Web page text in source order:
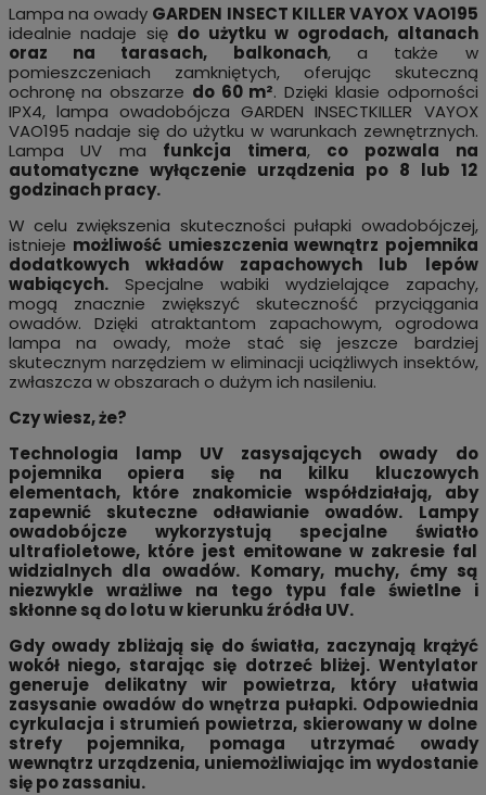
Lampa na owady GARDEN INSECT KILLER VAYOX VAO195
idealnie nadaje się do użytku w ogrodach, altanach
oraz na tarasach, balkonach, a także w
pomieszczeniach zamkniętych, oferując skuteczną
ochronę na obszarze do 60 m². Dzięki klasie odporności
IPX4, lampa owadobójcza GARDEN INSECTKILLER VAYOX
VAO195 nadaje się do użytku w warunkach zewnętrznych.
Lampa UV ma funkcja timera, co pozwala na
automatyczne wyłączenie urządzenia po 8 lub 12
godzinach pracy.
W celu zwiększenia skuteczności pułapki owadobójczej,
istnieje możliwość umieszczenia wewnątrz pojemnika
dodatkowych wkładów zapachowych lub lepów
wabiących.Specjalne wabiki wydzielające zapachy,
mogą znacznie zwiększyć skuteczność przyciągania
owadów. Dzięki atraktantom zapachowym, ogrodowa
lampa na owady, może stać się jeszcze bardziej
skutecznym narzędziem w eliminacji uciążliwych insektów,
zwłaszcza w obszarach o dużym ich nasileniu.
Czy wiesz, że?
Technologia lamp UV zasysających owady do
pojemnika opiera się na kilku kluczowych
elementach, które znakomicie współdziałają, aby
zapewnić skuteczne odławianie owadów. Lampy
owadobójcze wykorzystują specjalne światło
ultrafioletowe, które jest emitowane w zakresie fal
widzialnych dla owadów. Komary, muchy, ćmy są
niezwykle wrażliwe na tego typu fale świetlne i
skłonne są do lotu w kierunku źródła UV.
Gdy owady zbliżają się do światła, zaczynają krążyć
wokół niego, starając się dotrzeć bliżej. Wentylator
generuje delikatny wir powietrza, który ułatwia
zasysanie owadów do wnętrza pułapki. Odpowiednia
cyrkulacja i strumień powietrza, skierowany w dolne
strefy pojemnika, pomaga utrzymać owady
wewnątrz urządzenia, uniemożliwiając im wydostanie
się po zassaniu.